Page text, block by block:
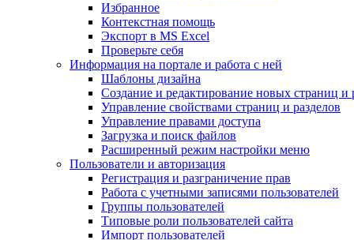
Избранное
Контекстная помощь
Экспорт в MS Excel
Проверьте себя
Информация на портале и работа с ней
Шаблоны дизайна
Создание и редактирование новых страниц и
Управление свойствами страниц и разделов
Управление правами доступа
Загрузка и поиск файлов
Расширенный режим настройки меню
Пользователи и авторизация
Регистрация и разграничение прав
Работа с учетными записями пользователей
Группы пользователей
Типовые роли пользователей сайта
Импорт пользователей